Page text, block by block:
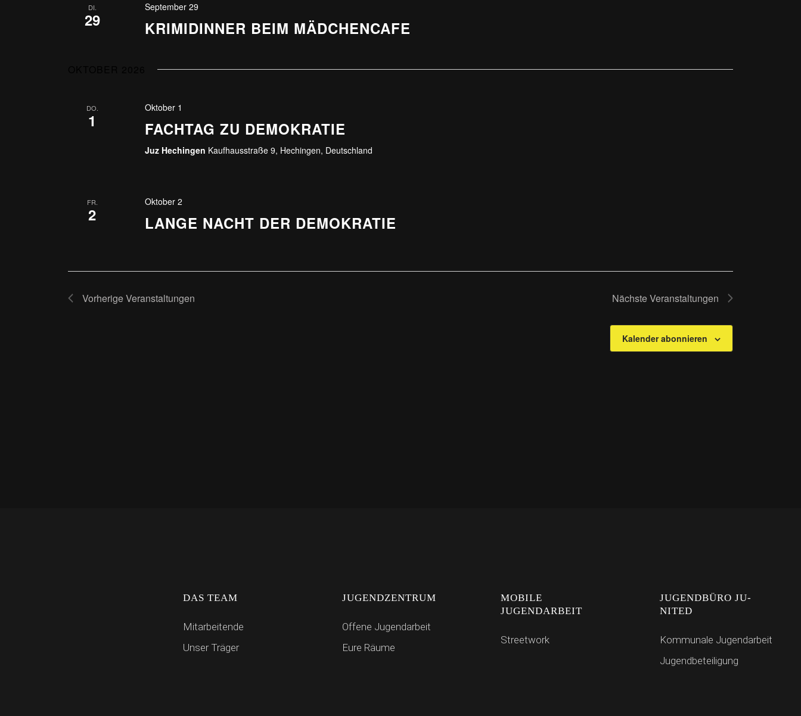
DI.
29
September 29
KRIMIDINNER BEIM MÄDCHENCAFE
DO.
1
Oktober 1
FACHTAG ZU DEMOKRATIE
Juz Hechingen Kaufhausstraße 9, Hechingen, Deutschland
FR.
2
Oktober 2
LANGE NACHT DER DEMOKRATIE
VorherigeVeranstaltungen NächsteVeranstaltungen
Kalender abonnieren
DAS TEAM
Mitarbeitende
Unser Träger
JUGENDZENTRUM
Offene Jugendarbeit
Eure Räume
MOBILE
JUGENDARBEIT
Streetwork
JUGENDBÜRO JU-
NITED
Kommunale Jugendarbeit
Jugendbeteiligung